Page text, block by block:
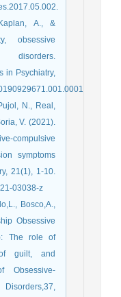
A., &
obsessive
disorders.
in Psychiatry,
N., Real,
V. (2021).
compulsive
symptoms
21(1), 1-10.
03038-z
Bosco,A.,
Obsessive
The role of
guilt, and
Obsessive-